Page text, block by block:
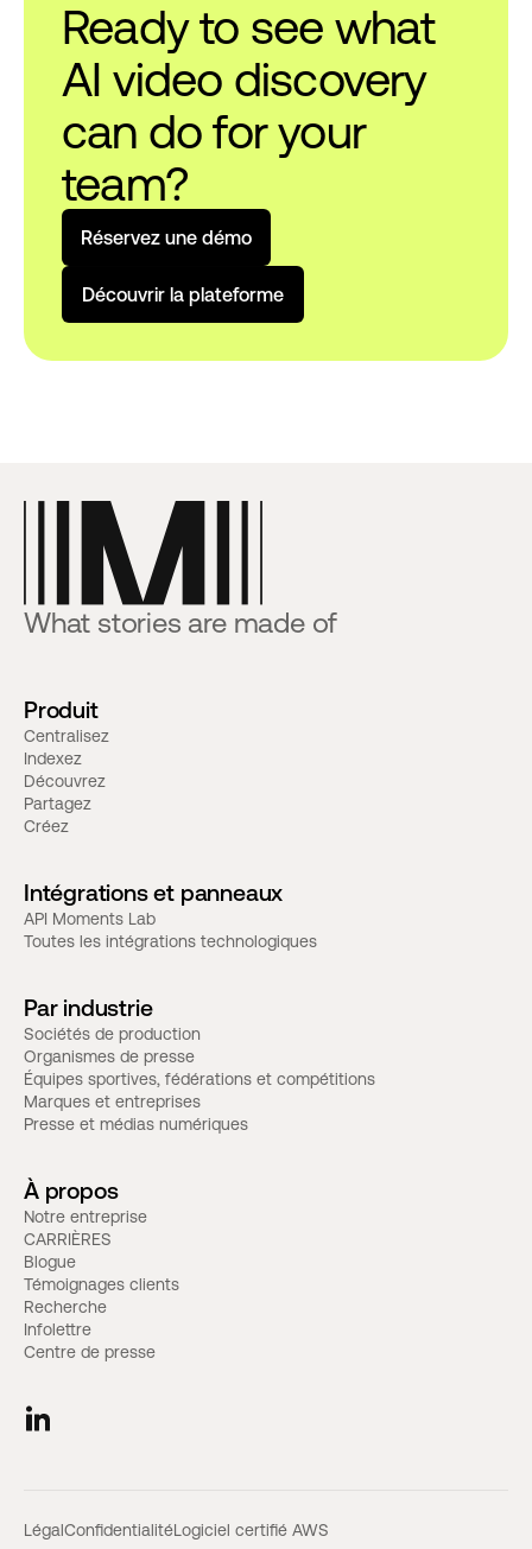
Ready to see what
AI video discovery
can do for your
team?
Réservez une démo
Découvrir la plateforme
What stories are made of
Produit
Centralisez
Indexez
Découvrez
Partagez
Créez
Intégrations et panneaux
API Moments Lab
Toutes les intégrations technologiques
Par industrie
Sociétés de production
Organismes de presse
Équipes sportives, fédérations et compétitions
Marques et entreprises
Presse et médias numériques
À propos
Notre entreprise
CARRIÈRES
Blogue
Témoignages clients
Recherche
Infolettre
Centre de presse
LégalConfidentialitéLogiciel certifié AWS